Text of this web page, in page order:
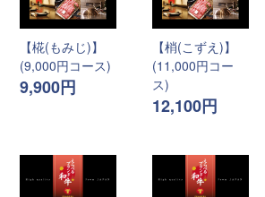
【椛(もみじ)】
(9,000円コース)
9,900円
【梢(こずえ)】
(11,000円コー
ス)
12,100円